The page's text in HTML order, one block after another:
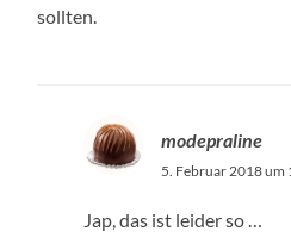
sollten.
modepraline
5. Februar 2018 um
Jap, das ist leider so …